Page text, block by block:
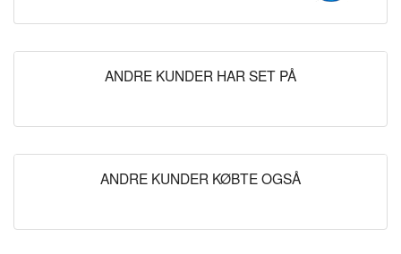
ANDRE KUNDER HAR SET PÅ
ANDRE KUNDER KØBTE OGSÅ